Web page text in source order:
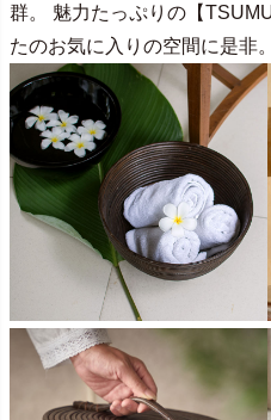
群。 魅力たっぷりの【
たのお気に入りの空間に是非。